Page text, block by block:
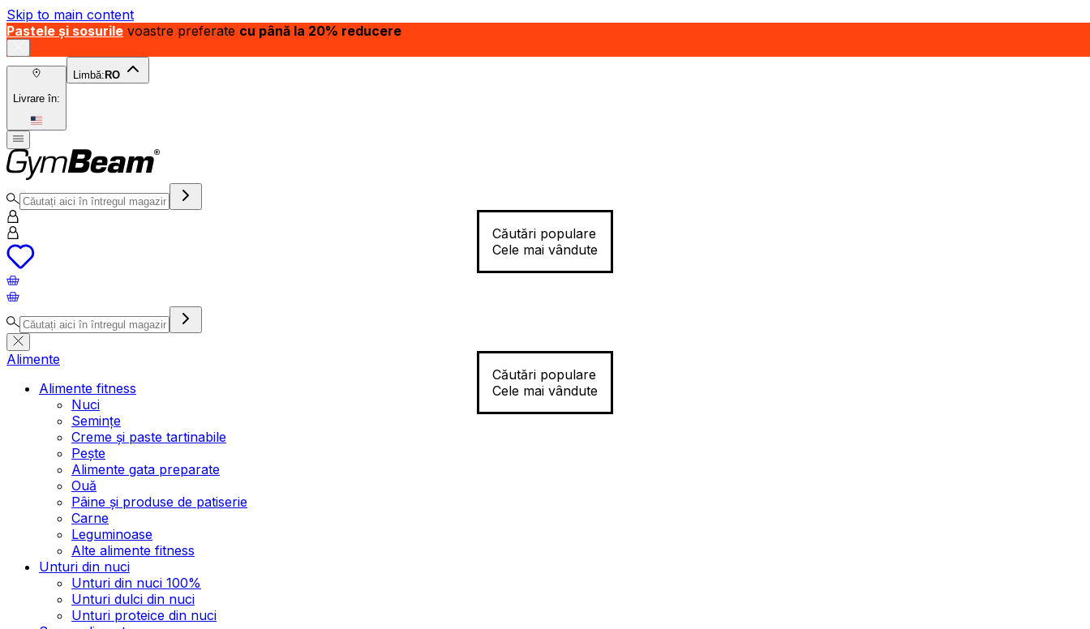
Skip to main content
Pastele și sosurile voastre preferate cu până la 20% reducere
Livrare în:
Limbă: RO
Căutări populare
Cele mai vândute
Căutări populare
Cele mai vândute
Alimente
Alimente fitness
Nuci
Semințe
Creme și paste tartinabile
Pește
Alimente gata preparate
Ouă
Pâine și produse de patiserie
Carne
Leguminoase
Alte alimente fitness
Unturi din nuci
Unturi din nuci 100%
Unturi dulci din nuci
Unturi proteice din nuci